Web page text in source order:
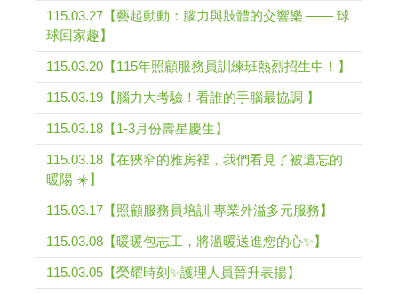
115.03.27【藝起動動：腦力與肢體的交響樂 —— 球
球回家趣】
115.03.20【115年照顧服務員訓練班熱烈招生中！】
115.03.19【腦力大考驗！看誰的手腦最協調 】
115.03.18【1-3月份壽星慶生】
115.03.18【在狹窄的雅房裡，我們看見了被遺忘的
暖陽 ☀️】
115.03.17【照顧服務員培訓 專業外溢多元服務】
115.03.08【暖暖包志工，將溫暖送進您的心✨】
115.03.05【榮耀時刻✨護理人員晉升表揚】